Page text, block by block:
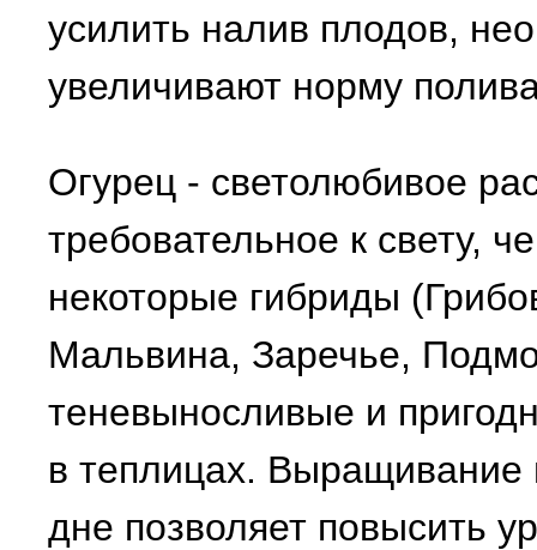
усилить налив плодов,
увеличивают норму
Огурец - светолюбивое
требовательное к свету,
некоторые гибриды
Мальвина, Заречье,
теневыносливые и
в теплицах. Выращивание
дне позволяет повысить